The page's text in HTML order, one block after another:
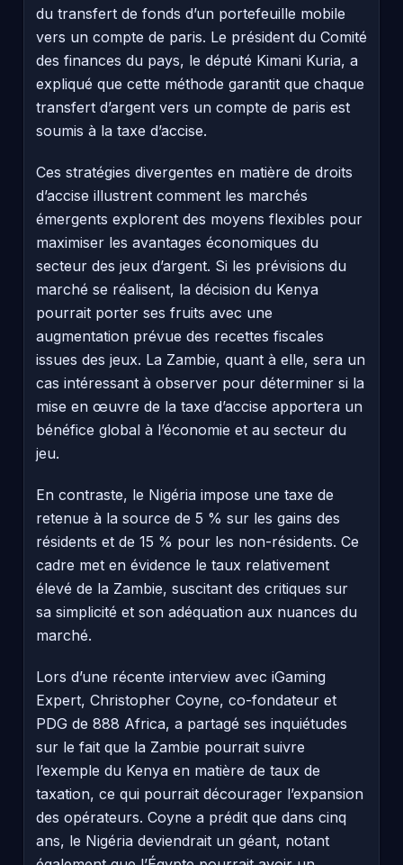
du transfert de fonds d’un portefeuille mobile
vers un compte de paris. Le président du Comité
des finances du pays, le député Kimani Kuria, a
expliqué que cette méthode garantit que chaque
transfert d’argent vers un compte de paris est
soumis à la taxe d’accise.
Ces stratégies divergentes en matière de droits
d’accise illustrent comment les marchés
émergents explorent des moyens flexibles pour
maximiser les avantages économiques du
secteur des jeux d’argent. Si les prévisions du
marché se réalisent, la décision du Kenya
pourrait porter ses fruits avec une
augmentation prévue des recettes fiscales
issues des jeux. La Zambie, quant à elle, sera un
cas intéressant à observer pour déterminer si la
mise en œuvre de la taxe d’accise apportera un
bénéfice global à l’économie et au secteur du
jeu.
En contraste, le Nigéria impose une taxe de
retenue à la source de 5 % sur les gains des
résidents et de 15 % pour les non-résidents. Ce
cadre met en évidence le taux relativement
élevé de la Zambie, suscitant des critiques sur
sa simplicité et son adéquation aux nuances du
marché.
Lors d’une récente interview avec iGaming
Expert, Christopher Coyne, co-fondateur et
PDG de 888 Africa, a partagé ses inquiétudes
sur le fait que la Zambie pourrait suivre
l’exemple du Kenya en matière de taux de
taxation, ce qui pourrait décourager l’expansion
des opérateurs. Coyne a prédit que dans cinq
ans, le Nigéria deviendrait un géant, notant